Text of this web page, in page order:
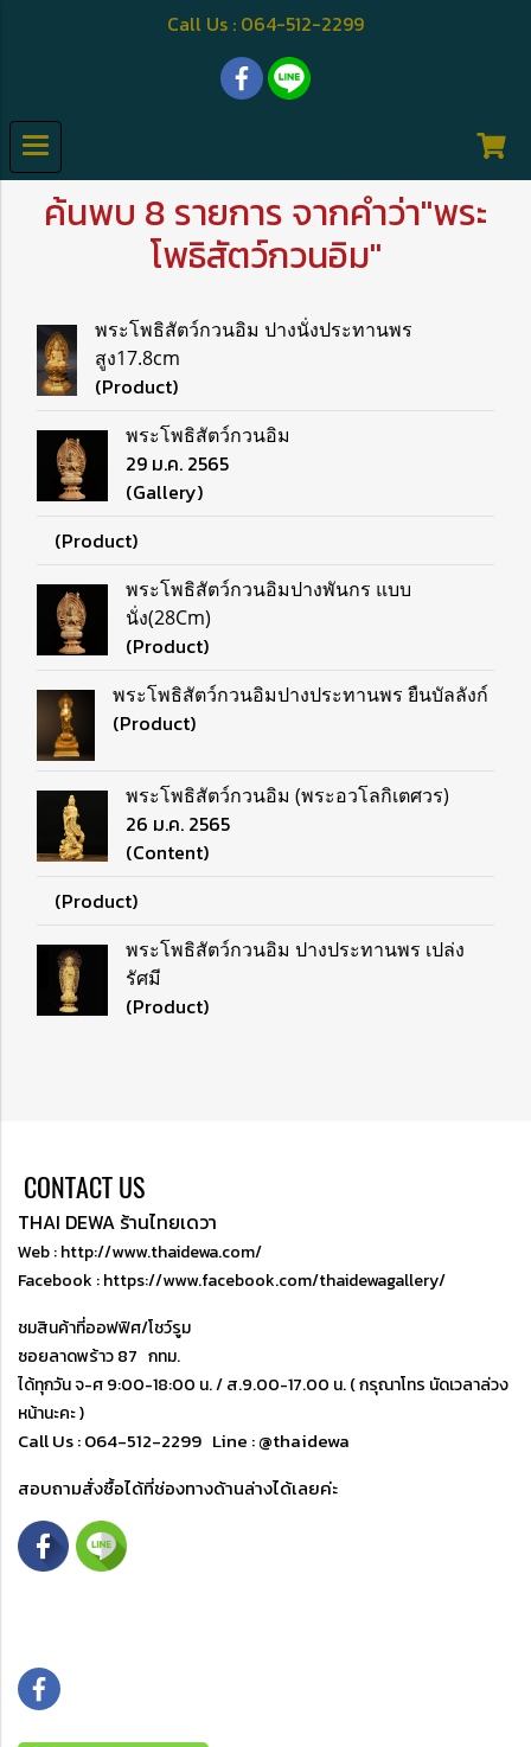
Call Us : 064-512-2299
ค้นพบ 8 รายการ จากคำว่า"พระ
โพธิสัตว์กวนอิม"
พระโพธิสัตว์กวนอิม ปางนั่งประทานพร
สูง17.8cm
(Product)
พระโพธิสัตว์กวนอิม
29 ม.ค. 2565
(Gallery)
(Product)
พระโพธิสัตว์กวนอิมปางพันกร แบบ
นั่ง(28Cm)
(Product)
พระโพธิสัตว์กวนอิมปางประทานพร ยืนบัลลังก์
(Product)
พระโพธิสัตว์กวนอิม (พระอวโลกิเตศวร)
26 ม.ค. 2565
(Content)
(Product)
พระโพธิสัตว์กวนอิม ปางประทานพร เปล่ง
รัศมี
(Product)
CONTACT US
THAI DEWA ร้านไทยเดวา
Web : http://www.thaidewa.com/
Facebook : https://www.facebook.com/thaidewagallery/
ชมสินค้าที่ออฟฟิศ/โชว์รูม
ซอยลาดพร้าว 87 กทม.
ได้ทุกวัน จ-ศ 9:00-18:00 น. / ส.9.00-17.00 น. ( กรุณาโทร นัดเวลาล่วง
หน้านะคะ )
Call Us : 064-512-2299 Line : @thaidewa
สอบถามสั่งซื้อได้ที่ช่องทางด้านล่างได้เลยค่ะ